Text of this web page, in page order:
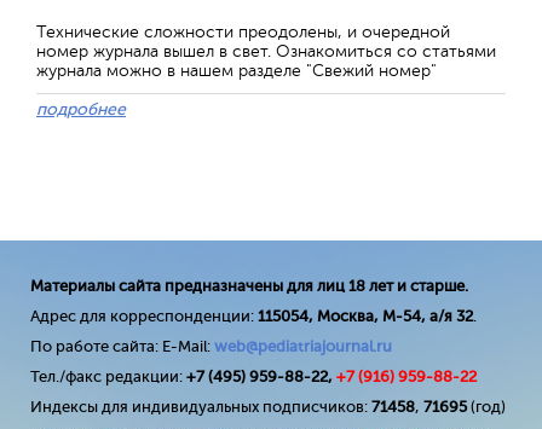
Технические сложности преодолены, и очередной
номер журнала вышел в свет. Ознакомиться со статьями
журнала можно в нашем разделе "Свежий номер"
подробнее
Материалы сайта предназначены для лиц 18 лет и старше.
Адрес для корреспонденции: 115054, Москва, М-54, а/я 32.
По работе сайта: E-Mail: web@pediatriajournal.ru
Тел./факс редакции: +7 (495) 959-88-22, +7 (916) 959-88-22
Индексы для индивидуальных подписчиков: 71458, 71695(год)